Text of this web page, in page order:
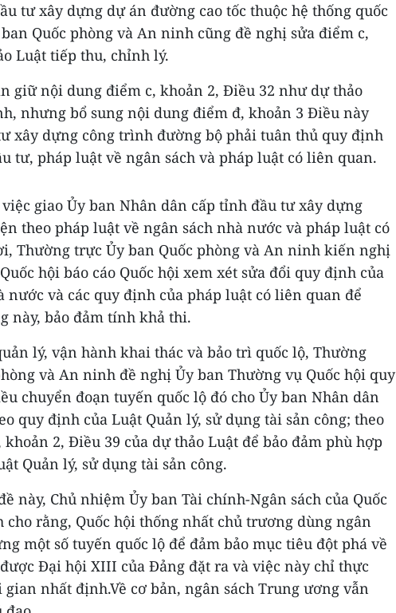
tư xây dựng dự án đường cao tốc thuộc hệ thống quốc
Quốc phòng và An ninh cũng đề nghị sửa điểm c,
Luật tiếp thu, chỉnh lý.
giữ nội dung điểm c, khoản 2, Điều 32 như dự thảo
nhưng bổ sung nội dung điểm đ, khoản 3 Điều này
xây dựng công trình đường bộ phải tuân thủ quy định
tư, pháp luật về ngân sách và pháp luật có liên quan.
giao Ủy ban Nhân dân cấp tỉnh đầu tư xây dựng
theo pháp luật về ngân sách nhà nước và pháp luật có
Thường trực Ủy ban Quốc phòng và An ninh kiến nghị
hội báo cáo Quốc hội xem xét sửa đổi quy định của
nước và các quy định của pháp luật có liên quan để
này, bảo đảm tính khả thi.
lý, vận hành khai thác và bảo trì quốc lộ, Thường
và An ninh đề nghị Ủy ban Thường vụ Quốc hội quy
chuyển đoạn tuyến quốc lộ đó cho Ủy ban Nhân dân
quy định của Luật Quản lý, sử dụng tài sản công; theo
khoản 2, Điều 39 của dự thảo Luật để bảo đảm phù hợp
Quản lý, sử dụng tài sản công.
này, Chủ nhiệm Ủy ban Tài chính-Ngân sách của Quốc
cho rằng, Quốc hội thống nhất chủ trương dùng ngân
một số tuyến quốc lộ để đảm bảo mục tiêu đột phá về
Đại hội XIII của Đảng đặt ra và việc này chỉ thực
nhất định.Về cơ bản, ngân sách Trung ương vẫn